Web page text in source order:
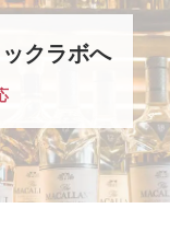
クラボへ